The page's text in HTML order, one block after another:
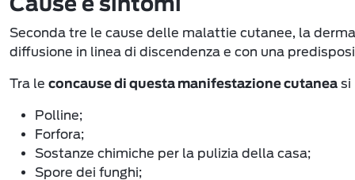
Cause e sintomi
Seconda tre le cause delle malattie cutanee, la
diffusione in linea di discendenza e con una
Tra le concause di questa manifestazione cutanea si
Polline;
Forfora;
Sostanze chimiche per la pulizia della casa;
Spore dei funghi;